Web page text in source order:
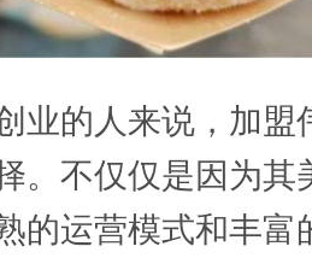
的人来说，加盟
。不仅仅是因为其
的运营模式和丰富